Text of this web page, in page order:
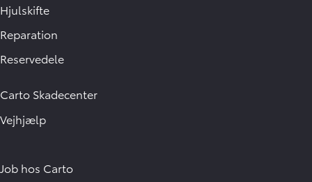
Hjulskifte
Reparation
Reservedele
Carto Skadecenter
Vejhjælp
Job hos Carto